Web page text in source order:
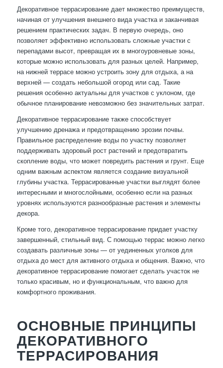
Декоративное террасирование дает множество преимуществ,
начиная от улучшения внешнего вида участка и заканчивая
решением практических задач. В первую очередь, оно
позволяет эффективно использовать сложные участки с
перепадами высот, превращая их в многоуровневые зоны,
которые можно использовать для разных целей. Например,
на нижней террасе можно устроить зону для отдыха, а на
верхней — создать небольшой огород или сад. Такие
решения особенно актуальны для участков с уклоном, где
обычное планирование невозможно без значительных затрат.
Декоративное террасирование также способствует
улучшению дренажа и предотвращению эрозии почвы.
Правильное распределение воды по участку позволяет
поддерживать здоровый рост растений и предотвратить
скопление воды, что может повредить растения и грунт. Еще
одним важным аспектом является создание визуальной
глубины участка. Террасированные участки выглядят более
интересными и многослойными, особенно если на разных
уровнях используются разнообразные растения и элементы
декора.
Кроме того, декоративное террасирование придает участку
завершенный, стильный вид. С помощью террас можно легко
создавать различные зоны — от уединенных уголков для
отдыха до мест для активного отдыха и общения. Важно, что
декоративное террасирование помогает сделать участок не
только красивым, но и функциональным, что важно для
комфортного проживания.
ОСНОВНЫЕ ПРИНЦИПЫ
ДЕКОРАТИВНОГО
ТЕРРАСИРОВАНИЯ